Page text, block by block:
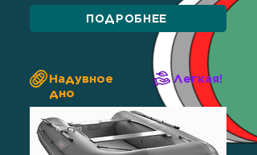
ПОДРОБНЕЕ
Надувное
дно
Легкая!